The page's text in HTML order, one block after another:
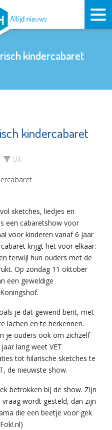
kindercabaret
kindercabaret
Uit
sketches, liedjes en
een cabaretshow voor
voor kinderen vanaf 6 jaar
krijgt het voor elkaar:
terwijl hun ouders met de
Op zondag 11 oktober
een geweldige
je dat gewend bent, met
lachen en te herkennen.
je ouders ook om zichzelf
lang weet VET
tot hilarische sketches te
de nieuwste show.
betrokken bij de show. Zijn
wordt gesteld, dan zijn
die een beetje voor gek